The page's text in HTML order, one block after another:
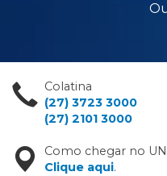
Colatina
(27) 3723 3000
(27) 2101 3000
Como chegar no
Clique aqui.